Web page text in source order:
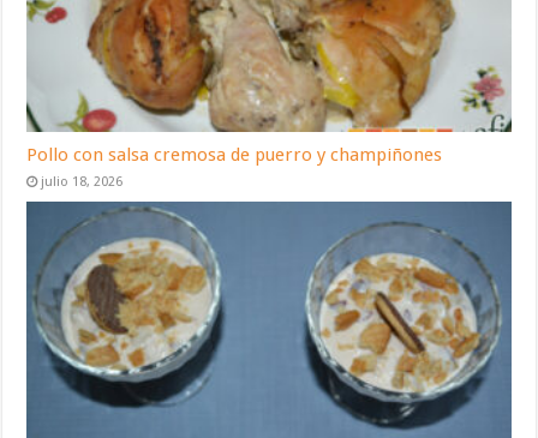
Pollo con salsa cremosa de puerro y champiñones
julio 18, 2026